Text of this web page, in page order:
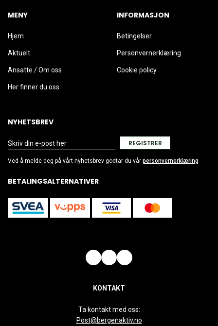
MENY
Hjem
Aktuelt
Ansatte / Om oss
Her finner du oss
INFORMASJON
Betingelser
Personvernerklæring
Cookie policy
NYHETSBREV
REGISTRER
Ved å melde deg på vårt nyhetsbrev godtar du vår personvernerklæring
BETALINGSALTERNATIVER
KONTAKT
Ta kontakt med oss:
Post@bergenaktiv.no